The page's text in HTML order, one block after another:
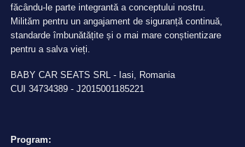
făcându-le parte integrantă a conceptului nostru.
Milităm pentru un angajament de siguranță continuă,
standarde îmbunătățite și o mai mare conștientizare
pentru a salva vieți.
BABY CAR SEATS SRL - Iasi, Romania
CUI 34734389 - J2015001185221
Program: